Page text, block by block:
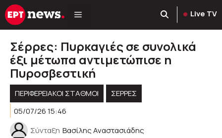
Μετάβαση
σε
Live TV
Σέρρες: Πυρκαγιές σε συνολικά
έξι μέτωπα αντιμετώπισε η
Πυροσβεστική
ΠΕΡΙΦΕΡΕΙΑΚΟΊ ΣΤΑΘΜΟΊ
ΣΕΡΡΕΣ
05/07/26 15:46
Σύνταξη Βασίλης Αναστασιάδης